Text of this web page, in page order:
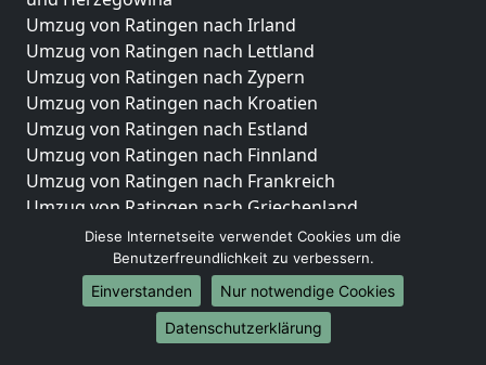
Umzug von Ratingen nach Irland
Umzug von Ratingen nach Lettland
Umzug von Ratingen nach Zypern
Umzug von Ratingen nach Kroatien
Umzug von Ratingen nach Estland
Umzug von Ratingen nach Finnland
Umzug von Ratingen nach Frankreich
Umzug von Ratingen nach Griechenland
Umzug von Ratingen nach Italien
Umzug von Ratingen nach Liechtenstein
Umzug von Ratingen nach Luxemburg
Umzug von Ratingen nach Niederlande
Umzug von Ratingen nach Norwegen
Diese Internetseite verwendet Cookies um die
Benutzerfreundlichkeit zu verbessern.
Einverstanden
Nur notwendige Cookies
Datenschutzerklärung